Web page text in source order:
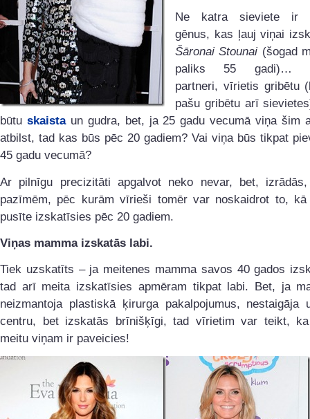
Ne katra sieviete ir
gēnus, kas ļauj viņai
Šāronai Stounai (šogad
paliks 55 gadi)…
partneri, vīrietis gribētu
pašu gribētu arī
būtu skaistaun gudra, bet, ja 25 gadu vecumā viņa šim
atbilst, tad kas būs pēc 20 gadiem? Vai viņa būs tikpat
45 gadu vecumā?
Ar pilnīgu precizitāti apgalvot neko nevar, bet,
pazīmēm, pēc kurām vīrieši tomēr var noskaidrot to,
pusīte izskatīsies pēc 20 gadiem.
Viņas mamma izskatās labi.
Tiek uzskatīts – ja meitenes mamma savos 40 gados
tad arī meita izskatīsies apmēram tikpat labi. Bet, ja
neizmantoja plastiskā ķirurga pakalpojumus, nestaigāja
centru, bet izskatās brīnišķīgi, tad vīrietim var teikt,
meitu viņam ir paveicies!